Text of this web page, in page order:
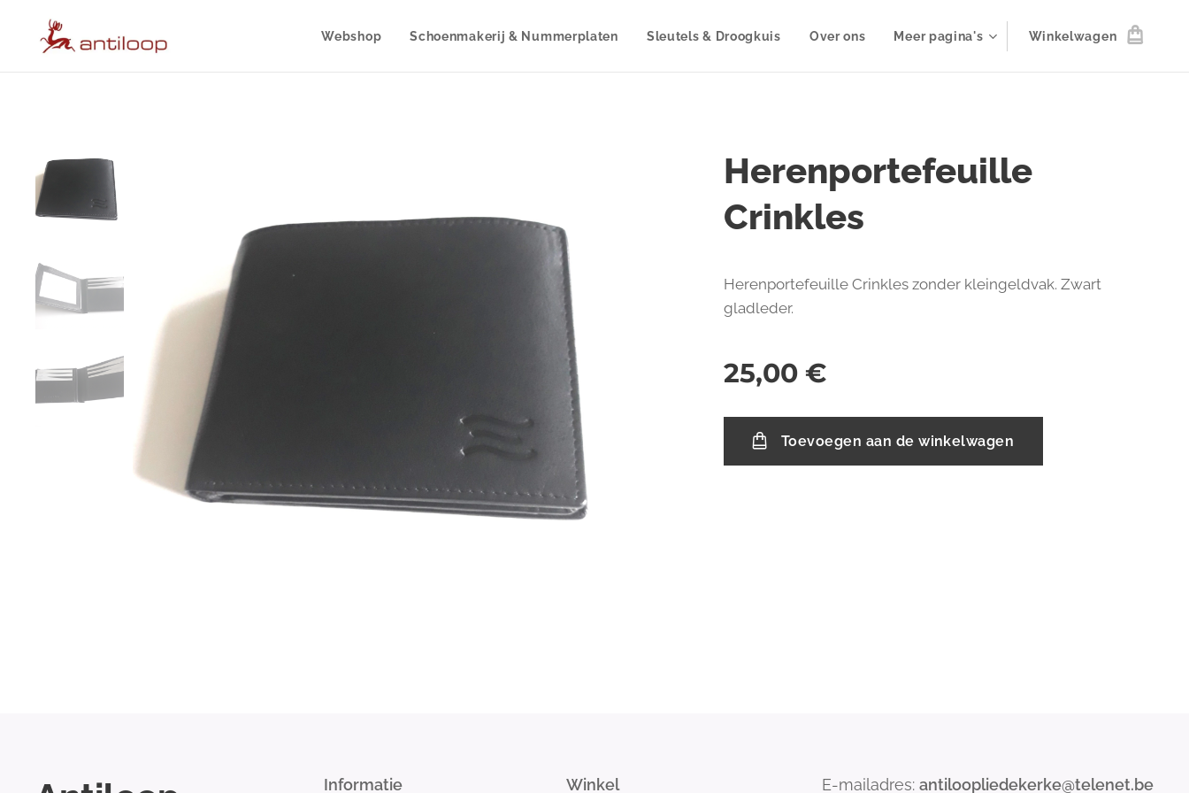
Webshop Schoenmakerij & Nummerplaten Sleutels & Droogkuis Over ons Meer pagina's Winkelwagen
Herenportefeuille
Crinkles
Herenportefeuille Crinkles zonder kleingeldvak. Zwart
gladleder.
25,00 €
Toevoegen aan de winkelwagen
Informatie Winkel E-mailadres: antiloopliedekerke@telenet.be